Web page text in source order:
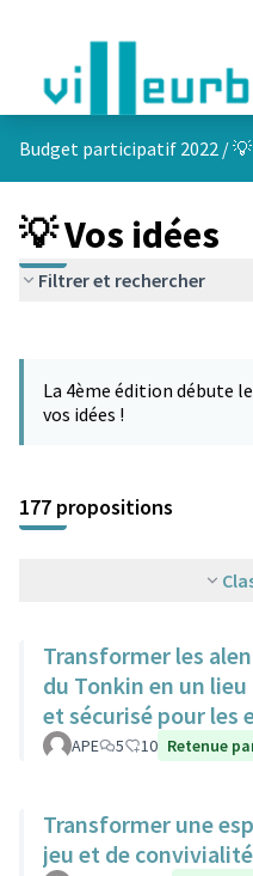
Budget participatif 2022 /
💡 Vos idées
Filtrer et rechercher
−
La 4ème édition débute
vos idées !
177 propositions
Transformer les
du Tonkin en un
et sécurisé pour les
familles.
APE 5 10 Retenue
Transformer une
jeu et de